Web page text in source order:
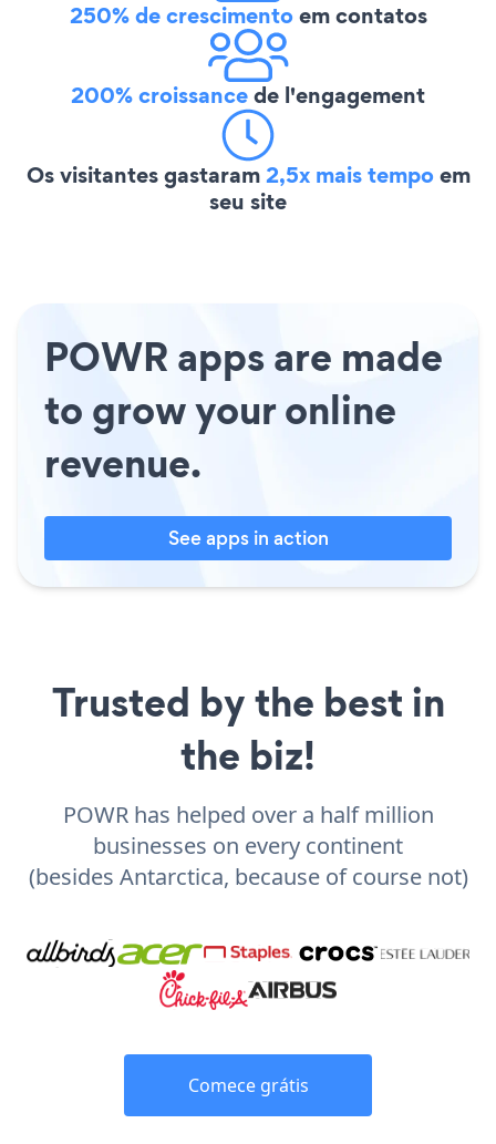
250% de crescimentoem contatos
200% croissancede l'engagement
Os visitantes gastaram2,5x mais tempoem
seu site
POWR apps are made
to grow your online
revenue.
See apps in action
Trusted by the best in
the biz!
POWR has helped over a half million
businesses on every continent
(besides Antarctica, because of course not)
Comece grátis